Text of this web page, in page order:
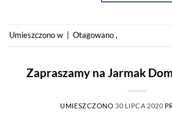
Umieszczono w Otagowano,
Zapraszamy na Jarmak
UMIESZCZONO30 LIPCA 2020